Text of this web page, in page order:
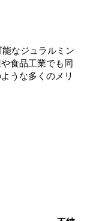
なジュラルミン
食品工業でも同
うな多くのメリ